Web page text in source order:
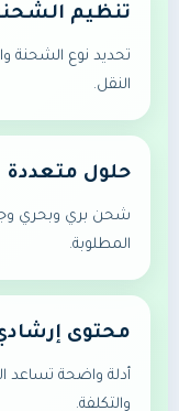
تنظيم
تحديد نوع الشحنة
النقل.
حلول متعددة
شحن بري وبحري
المطلوبة.
محتوى
أدلة واضحة تساعد
والتكلفة.